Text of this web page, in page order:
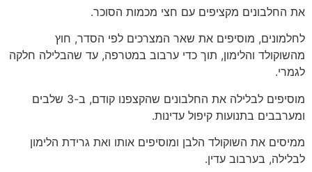
את החלבונים מקציפים עם חצי מכמות הסוכר.
לחלמונים, מוסיפים את שאר המצרכים לפי הסדר, חוץ
מהשוקולד והלימון, תוך כדי ערבוב במטרפה, עד שהבלילה חלקה
לגמרי.
מוסיפים לבלילה את החלבונים שהקצפנו קודם, ב-3 שלבים
ומערבבים בתנועות קיפול עדינות.
ממיסים את השוקולד הלבן ומוסיפים אותו ואת גרידת הלימון
לבלילה, בערבוב עדין.